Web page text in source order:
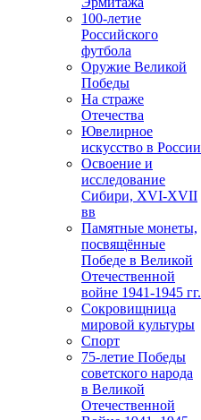
100-летие
Российского
футбола
Оружие Великой
Победы
На страже
Отечества
Ювелирное
искусство в России
Освоение и
исследование
Сибири, XVI-XVII
вв
Памятные монеты,
посвящённые
Победе в Великой
Отечественной
войне 1941-1945 гг.
Сокровищница
мировой культуры
Спорт
75-летие Победы
советского народа
в Великой
Отечественной